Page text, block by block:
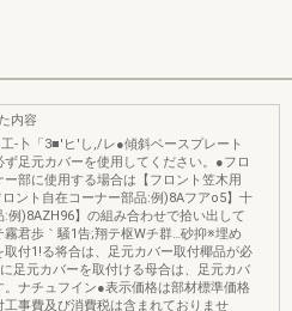
内容
‐卜「3■′ヒ′し,/レ●傾斜ベースプレート
足元カバーを使用してください。●フロ
部に使用する場合は【フロント笠木用
ント自在コーナー部品:例)8Aフアo5】十
:例)8AZH96】の組み合わせで拾い出して
霧君歩｀騒1告;翔テ枢Wチ群…砂抑※埋め
付1!る将合は、足元カバー取付椰品が必
足元カバーを取付ける母合は、足元カバ
。ナチュフイン●表示価格は部材標準価格
事費及び消費税は含まれておりませ